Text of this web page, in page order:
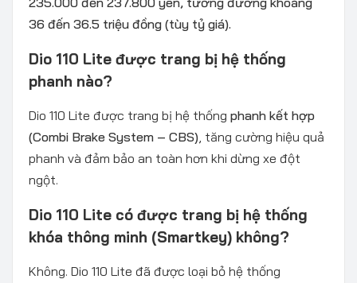
36 đến 36.5 triệu đồng (tùy tỷ giá).
Dio 110 Lite được trang bị hệ thống
phanh nào?
Dio 110 Lite được trang bị hệ thống phanh kết hợp
(Combi Brake System – CBS) , tăng cường hiệu quả
phanh và đảm bảo an toàn hơn khi dừng xe đột
ngột.
Dio 110 Lite có được trang bị hệ thống
khóa thông minh (Smartkey) không?
Không. Dio 110 Lite đã được loại bỏ hệ thống